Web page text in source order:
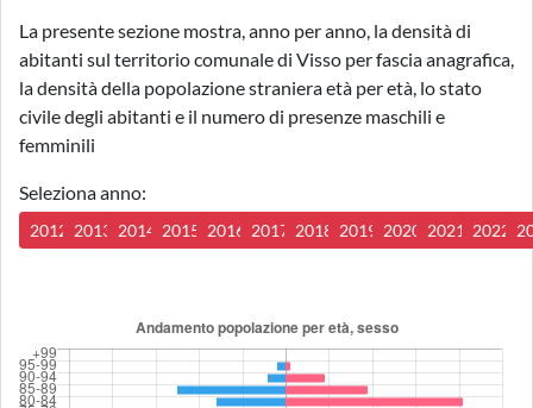
La presente sezione mostra, anno per anno, la densità di
abitanti sul territorio comunale di Visso per fascia anagrafica,
la densità della popolazione straniera età per età, lo stato
civile degli abitanti e il numero di presenze maschili e
femminili
Seleziona anno:
2012 2013 2014 2015 2016 2017 2018 2019 2020 2021 2022